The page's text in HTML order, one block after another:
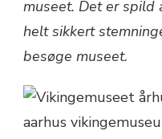
museet. Det er
helt sikkert
besøge museet.